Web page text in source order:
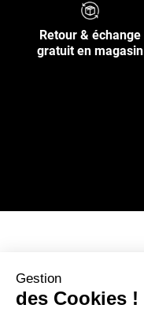
Gestion
des Cookies !
Retour & échange
gratuit en magasin
INFOS PRATIQUES